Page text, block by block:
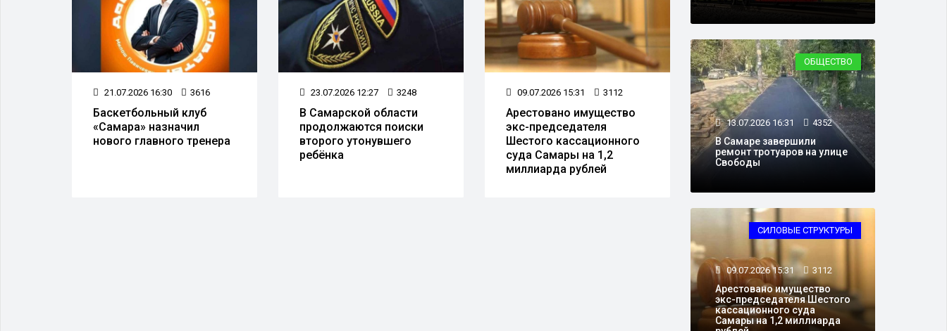
21.07.2026 16:30 3616
Баскетбольный клуб
«Самара» назначил
нового главного тренера
23.07.2026 12:27 3248
В Самарской области
продолжаются поиски
второго утонувшего
ребёнка
09.07.2026 15:31 3112
Арестовано имущество
экс-председателя
Шестого кассационного
суда Самары на 1,2
миллиарда рублей
29.07.2026 16:30 2899
Рейсы из Самары в
Стамбул сохранятся в
осеннем расписании
аэропорта
ОБЩЕСТВО
13.07.2026 16:31 4352
В Самаре завершили
ремонт тротуаров на улице
Свободы
СИЛОВЫЕ СТРУКТУРЫ
09.07.2026 15:31 3112
Арестовано имущество
экс-председателя Шестого
кассационного суда
Самары на 1,2 миллиарда